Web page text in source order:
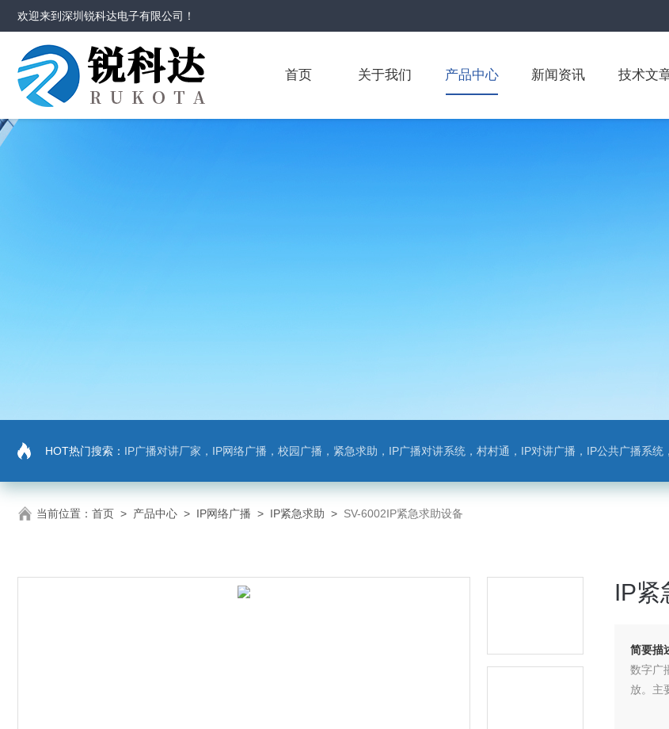
欢迎来到深圳锐科达电子有限公司 ！
首页 关于我们 产品中心 新闻资讯 技术文
HOT热门搜索： IP广播对讲厂家，IP网络广播，校园广播，紧急求助，IP广播对讲系统，村村通，IP对讲广播，IP公共广播系统，网络音频模块，银行对讲，背景音乐，网
当前位置： 首页 > 产品中心 > IP网络广播 > IP紧急求助 > SV-6002IP紧急求助设备
IP紧
简要描
数字广
放。主